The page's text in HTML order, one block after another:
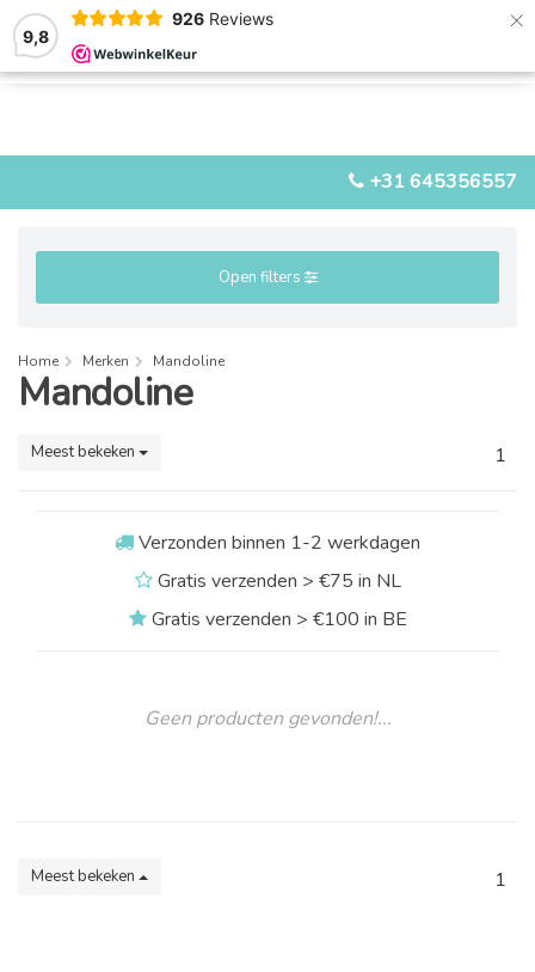
9,8
926 Reviews ×
+31 645356557
MENU
Open filters
Home Merken Mandoline
Mandoline
Meest bekeken 1
Verzonden binnen 1-2 werkdagen
Gratis verzenden > €75 in NL
Gratis verzenden > €100 in BE
Geen producten gevonden!...
Meest bekeken 1